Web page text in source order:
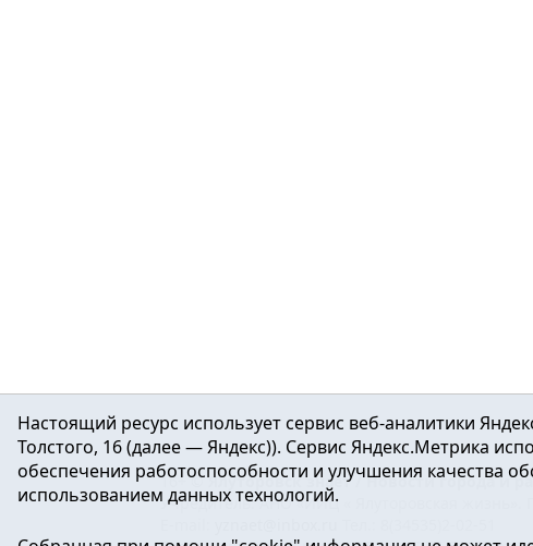
16+ ©Ялуторовск знает / Новости города и
Учредитель: АНО «ИИЦ « Ялуторовская жизнь».
Настоящий ресурс использует сервис веб-аналитики
Толстого, 16 (далее — Яндекс)). Сервис Яндекс.Метрика
обеспечения работоспособности и улучшения качества
использованием данных технологий.